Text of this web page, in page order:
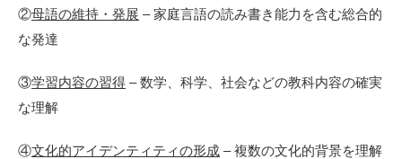
②母語の維持・発展 – 家庭言語の読み書き能力を含む総合的
な発達
③学習内容の習得 – 数学、科学、社会などの教科内容の確実
な理解
④文化的アイデンティティの形成 – 複数の文化的背景を理解